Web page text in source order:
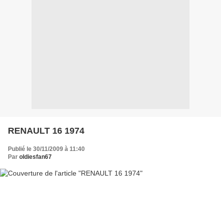
RENAULT 16 1974
Publié le 30/11/2009 à 11:40
Par oldiesfan67